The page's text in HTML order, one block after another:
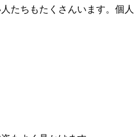
たちもたくさんいます。個人